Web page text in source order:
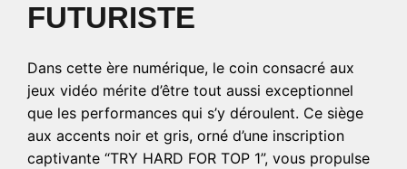
FUTURISTE
Dans cette ère numérique, le coin consacré aux
jeux vidéo mérite d’être tout aussi exceptionnel
que les performances qui s’y déroulent. Ce siège
aux accents noir et gris, orné d’une inscription
captivante “TRY HARD FOR TOP 1”, vous propulse